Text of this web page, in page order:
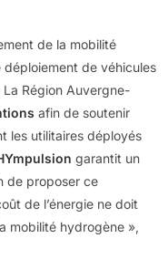
de la mobilité
de véhicules
Région Auvergne-
afin de soutenir
les utilitaires déployés
garantit un
de proposer ce
de l’énergie ne doit
mobilité hydrogène »,